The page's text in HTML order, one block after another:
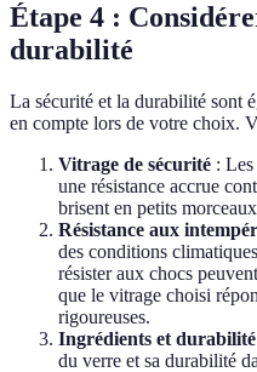
Étape 4 :
durabilité
La sécurité et la durabilité sont
en compte lors de votre choix.
Vitrage de sécurité :
une résistance accrue
brisent en petits
Résistance aux
des conditions
résister aux chocs
que le vitrage choisi
rigoureuses.
Ingrédients et durabilité
du verre et sa durabilité